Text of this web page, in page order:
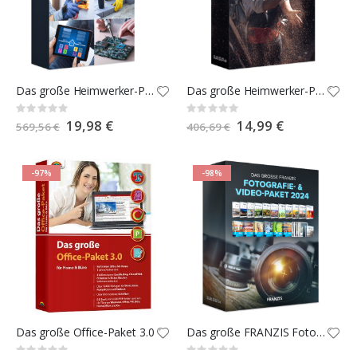
Das große Heimwerker-Profi-Paket 5.0
Rating:
0%
569,56 € Special
Price
19,98 €
Das große Heimwerker-Profi-Paket 4.0
Rating:
0%
406,69 € Special
Price
14,99 €
-97%
Das große Office-Paket 3.0
-98%
Das große FRANZIS Fotografie- & Video-Paket 2024